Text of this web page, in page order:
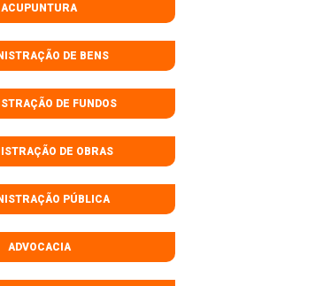
ACUPUNTURA
DE BENS
DE FUNDOS
DE OBRAS
PÚBLICA
ADVOCACIA